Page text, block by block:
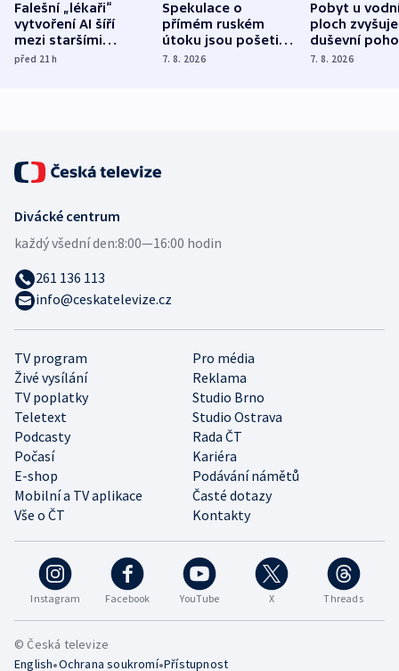
Falešní „lékaři“
vytvoření AI šíří
mezi staršími
Poláky nebezpečné
před 21h
Spekulace o
přímém ruském
útoku jsou pošetilé,
míní estonský
7. 8. 2026
Pobyt u
ploch zvyšuje
duševní
ukázala
7. 8. 2026
Instagram Facebook YouTube X Threads
TV program
Pro média
Živé vysílání
Reklama
TV poplatky
Studio Brno
Teletext
Studio Ostrava
Podcasty
Rada ČT
Počasí
Kariéra
E-shop
Podávání námětů
Mobilní a TV aplikace
Časté dotazy
Vše o ČT
Kontakty
Divácké centrum
každý všední den:8:00—16:00 hodin
261 136 113
info@ceskatelevize.cz
© Česká televize
English•Ochrana soukromí•Přístupnost